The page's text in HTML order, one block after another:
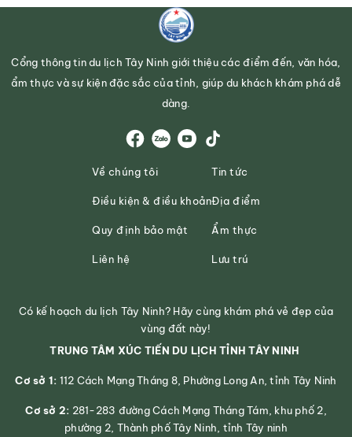
Cổng thông tin du lịch Tây Ninh giới thiệu các điểm đến, văn hóa,
ẩm thực và sự kiện đặc sắc của tỉnh, giúp du khách khám phá dễ
dàng.
Về chúng tôi
Điều kiện & điều khoản
Quy định bảo mật
Liên hệ
Tin tức
Địa điểm
Ẩm thực
Lưu trú
Có kế hoạch du lịch Tây Ninh? Hãy cùng khám phá vẻ đẹp của
vùng đất này!
TRUNG TÂM XÚC TIẾN DU LỊCH TỈNH TÂY NINH
Cơ sở 1: 112 Cách Mạng Tháng 8, Phường Long An, tỉnh Tây Ninh
Cơ sở 2: 281-283 đường Cách Mạng Tháng Tám, khu phố 2,
phường 2, Thành phố Tây Ninh, tỉnh Tây ninh